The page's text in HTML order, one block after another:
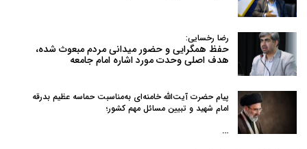
رضا رخسایی:
حفظ همگرایی و حضور میدانی مردم مبعوث شده،
هدف اصلی وحدت مورد اشاره امام جامعه
پیام حضرت آیت‌الله خامنه‌ای به‌مناسبت حماسه عظیم بدرقه
امام شهید و تبیین مسائل مهم کشور؛
…